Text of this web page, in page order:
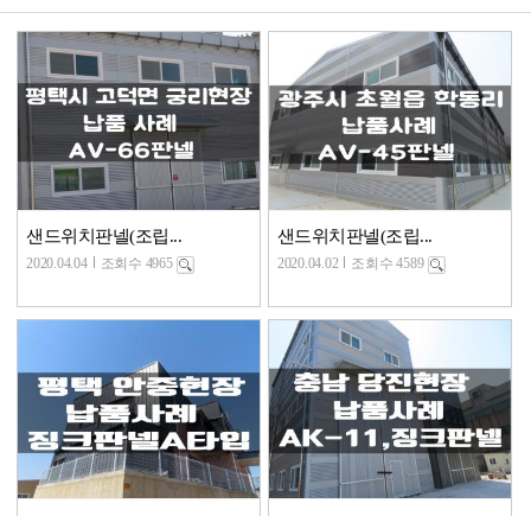
샌드위치판넬(조립...
2020.04.04 조회수 4965
샌드위치판넬(조립...
2020.04.02 조회수 4589